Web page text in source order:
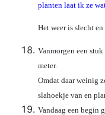
planten laat ik ze
Het weer is slecht
Vanmorgen een
meter.
Omdat daar weinig
slahoekje van en
Vandaag een begin